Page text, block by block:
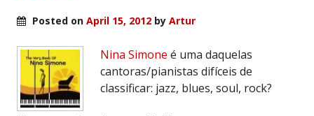
Posted on April 15, 2012 by Artur
Nina Simone é uma daquelas
cantoras/pianistas difíceis de
classificar: jazz, blues, soul, rock?